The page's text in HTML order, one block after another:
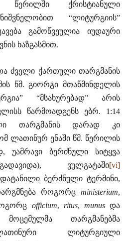
ქრისტიანული
“ლიტურგიის”
გამოწვეულია იუდაური
ხაზგასმით.
ძველი ქართული თარგმანის
წმ. გიორგი მთაწმინდელის
“მსახურებად” არის
წარმოადგენს ებრ. 1:14
თარგმანის დარად კი
ლათინურ ენაში წმ. წერილის
უამრავი ბერძნული სიტყვა
ვულგატაში[vi]
ბერძნული ტერმინი,
როგორც ministerium,
officium, ritus, munusდა
თარგმანებმა
ლიტურგიული